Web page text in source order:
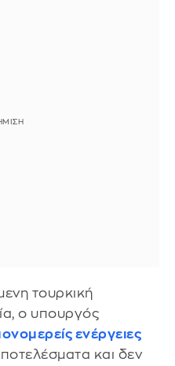
τουρκική
ο υπουργός
ενέργειες
και δεν